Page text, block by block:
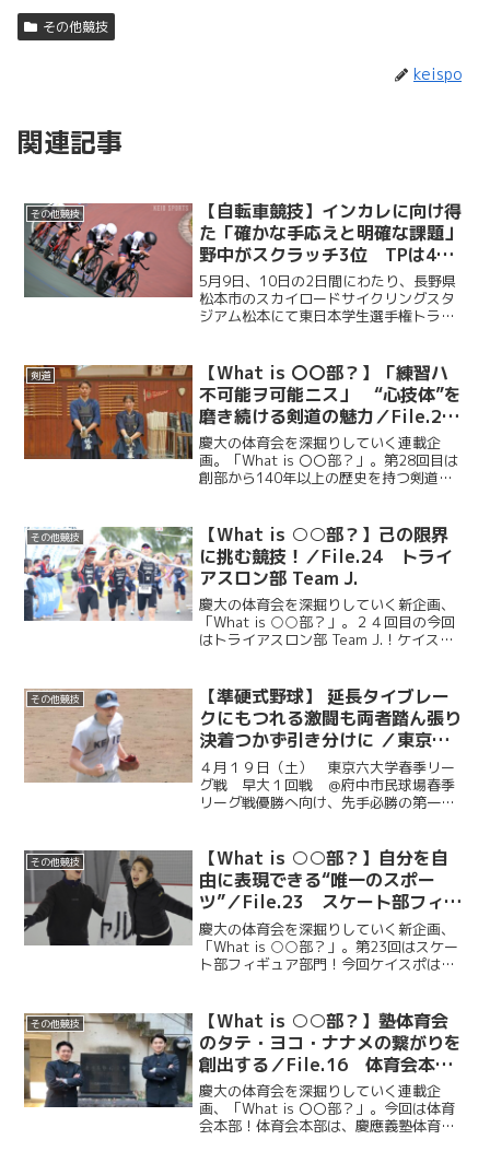
その他競技
keispo
関連記事
その他競技
【自転車競技】インカレに向け得
た「確かな手応えと明確な課題」
野中がスクラッチ3位 TPは4位
に食い込む／東日本学生選手権ト
ラック競技大会
5月9日、10日の2日間にわたり、長野県
松本市のスカイロードサイクリングスタ
ジアム松本にて東日本学生選手権トラッ
で熱戦を繰り広げた。大会1日目は個人種
目で各選手が課題...
剣道
【What is 〇〇部？】「練習ハ
不可能ヲ可能ニス」 “心技体”を
磨き続ける剣道の魅力／File.28
剣道部
慶大の体育会を深掘りしていく連載企
画。「What is 〇〇部？」。第28回目は
創部から140年以上の歴史を持つ剣道
主将・梶原大希（理４・拓殖大第一)、女
子主将・工藤梨...
その他競技
【What is ○○部？】己の限界
に挑む競技！／File.24 トライ
アスロン部 Team J.
慶大の体育会を深掘りしていく新企画、
「What is ○○部？」。２４回目の今回
はトライアスロン部 Team J.！ケイスポ
れ取材した。トライアスロン部 Team J....
その他競技
【準硬式野球】 延長タイブレー
クにもつれる激闘も両者踏ん張り
決着つかず引き分けに ／東京六
大学春季リーグ戦 早大１回戦
＠府中市民球場
４月１９日（土） 東京六大学春季リー
グ戦 早大１回戦 ＠府中市民球場春季
リーグ戦優勝へ向け、先手必勝の第一
学習院）。初回から２点を先制される厳
しい立ち上がりとなるも、慶...
その他競技
【What is ○○部？】自分を自
由に表現できる“唯一のスポー
ツ”／File.23 スケート部フィギ
ュア部門
慶大の体育会を深掘りしていく新企画、
「What is ○○部？」。第23回はスケー
ト部フィギュア部門！今回ケイスポは、
ては珍しいフィギュア部門と、競技の魅
力に迫る。また...
その他競技
【What is ○○部？】塾体育会
のタテ・ヨコ・ナナメの繋がりを
創出する／File.16 体育会本部
（後編）
慶大の体育会を深掘りしていく連載企
画、「What is 〇〇部？」。今回は体育
会本部！体育会本部は、慶應義塾体育会